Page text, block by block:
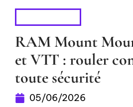
RAM Mount
et VTT : rouler
toute sécurité
05/06/2026